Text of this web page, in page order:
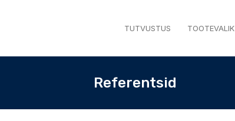
TUTVUSTUS TOOTEVALIK
Referentsid